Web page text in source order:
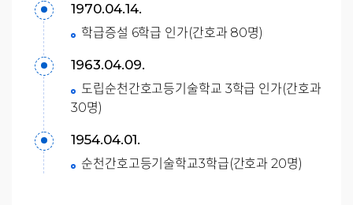
1970.04.14.
학급증설 6학급 인가(간호과 80명)
1963.04.09.
도립순천간호고등기술학교 3학급 인가(간호과
30명)
1954.04.01.
순천간호고등기술학교3학급(간호과 20명)